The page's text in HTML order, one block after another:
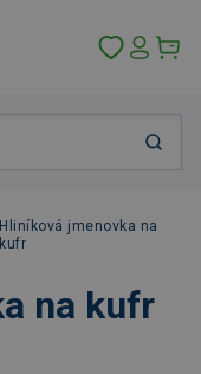
Hliníková jmenovka na
kufr
na kufr